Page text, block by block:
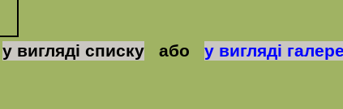
у вигляді списку або у вигляді